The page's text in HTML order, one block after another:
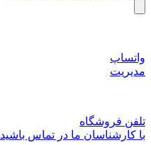
واتساپ
مدیریت
تلفن فروشگاه
با کارشناسان ما در تماس باشید